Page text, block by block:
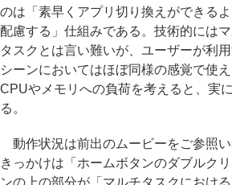
のは「素早くアプリ切り換えができる
配慮する」仕組みである。技術的には
タスクとは言い難いが、ユーザーが利
シーンにおいてはほぼ同様の感覚で使え
CPUやメモリへの負荷を考えると、実
る。
動作状況は前出のムービーをご参照
きっかけは「ホームボタンのダブルク
ンの上の部分が「マルチタスクにおけ